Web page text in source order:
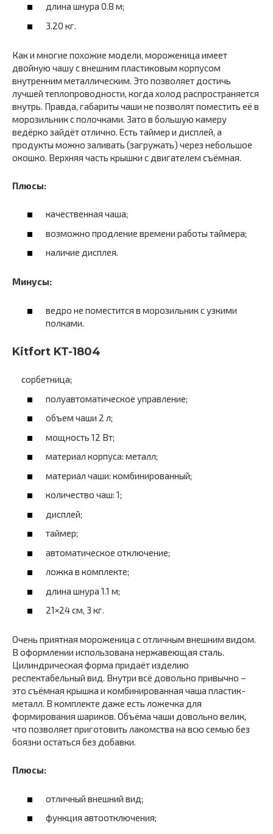
длина шнура 0.8 м;
3.20 кг.
Как и многие похожие модели, мороженица имеет
двойную чашу с внешним пластиковым корпусом
внутренним металлическим. Это позволяет достичь
лучшей теплопроводности, когда холод распространяется
внутрь. Правда, габариты чаши не позволят поместить её в
морозильник с полочками. Зато в большую камеру
ведёрко зайдёт отлично. Есть таймер и дисплей, а
продукты можно заливать (загружать) через небольшое
окошко. Верхняя часть крышки с двигателем съёмная.
Плюсы:
качественная чаша;
возможно продление времени работы таймера;
наличие дисплея.
Минусы:
ведро не поместится в морозильник с узкими
полками.
Kitfort KT-1804
сорбетница;
полуавтоматическое управление;
объем чаши 2 л;
мощность 12 Вт;
материал корпуса: металл;
материал чаши: комбинированный;
количество чаш: 1;
дисплей;
таймер;
автоматическое отключение;
ложка в комплекте;
длина шнура 1.1 м;
21×24 см, 3 кг.
Очень приятная мороженица с отличным внешним видом.
В оформлении использована нержавеющая сталь.
Цилиндрическая форма придаёт изделию
респектабельный вид. Внутри всё довольно привычно –
это съёмная крышка и комбинированная чаша пластик-
металл. В комплекте даже есть ложечка для
формирования шариков. Объёма чаши довольно велик,
что позволяет приготовить лакомства на всю семью без
боязни остаться без добавки.
Плюсы:
отличный внешний вид;
функция автоотключения;